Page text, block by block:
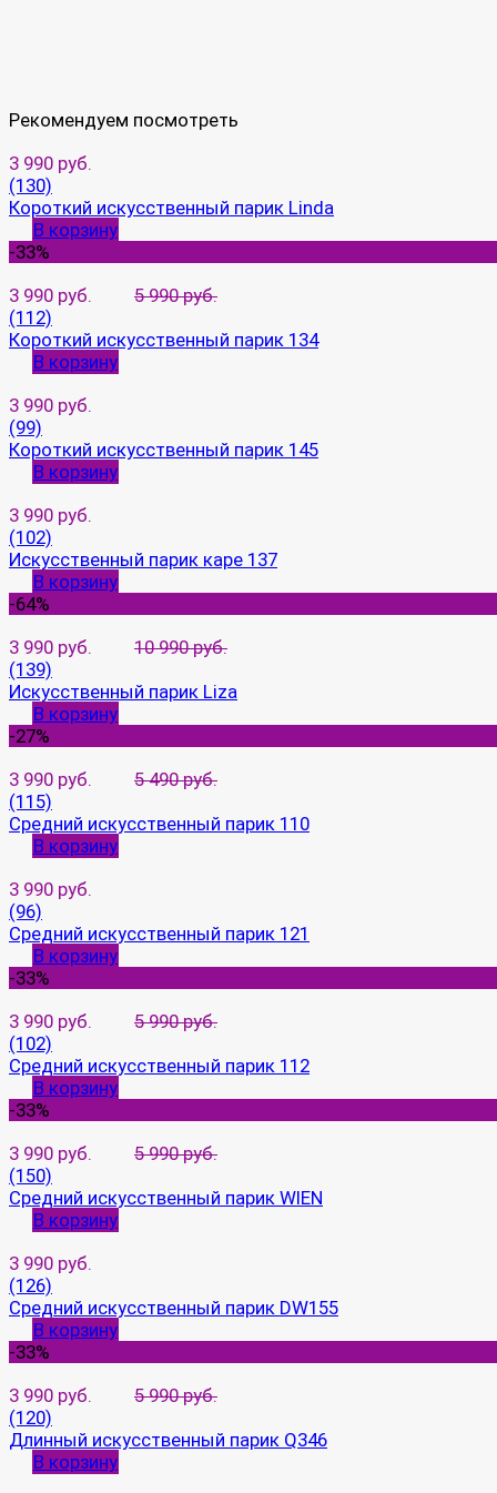
Рекомендуем посмотреть
3 990 руб.
(130)
Короткий искусственный парик Linda
В корзину
-33%
3 990 руб.
5 990 руб.
(112)
Короткий искусственный парик 134
В корзину
3 990 руб.
(99)
Короткий искусственный парик 145
В корзину
3 990 руб.
(102)
Искусственный парик каре 137
В корзину
-64%
3 990 руб.
10 990 руб.
(139)
Искусственный парик Liza
В корзину
-27%
3 990 руб.
5 490 руб.
(115)
Средний искусственный парик 110
В корзину
3 990 руб.
(96)
Средний искусственный парик 121
В корзину
-33%
3 990 руб.
5 990 руб.
(102)
Средний искусственный парик 112
В корзину
-33%
3 990 руб.
5 990 руб.
(150)
Средний искусственный парик WIEN
В корзину
3 990 руб.
(126)
Средний искусственный парик DW155
В корзину
-33%
3 990 руб.
5 990 руб.
(120)
Длинный искусственный парик Q346
В корзину